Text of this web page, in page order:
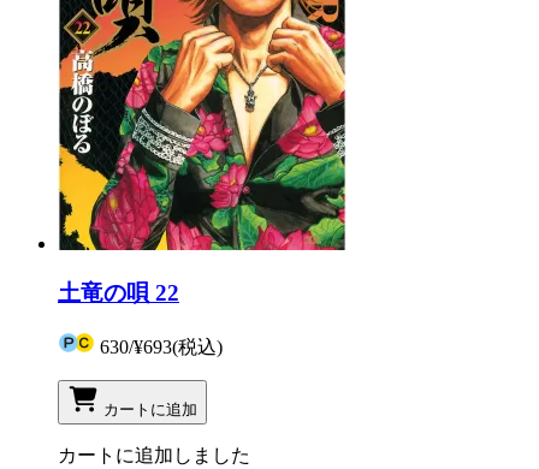
土竜の唄 22
630/¥693(税込)
カートに追加
カートに追加しました